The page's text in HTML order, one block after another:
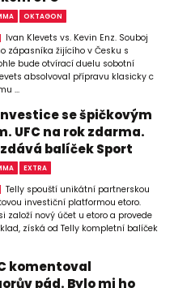
OKTAGON
Ivan Klevets vs. Kevin Enz. Souboj
zápasníka žijícího v Česku s
bude otvírací duelu sobotní
absolvoval přípravu klasicky c
...
se špičkovým
UFC na rok zdarma.
balíček Sport
EXTRA
Telly spouští unikátní partnerskou
investiční platformou etoro.
založí nový účet u etoro a provede
získá od Telly kompletní balíček
komentoval
pád. Bylo mi ho